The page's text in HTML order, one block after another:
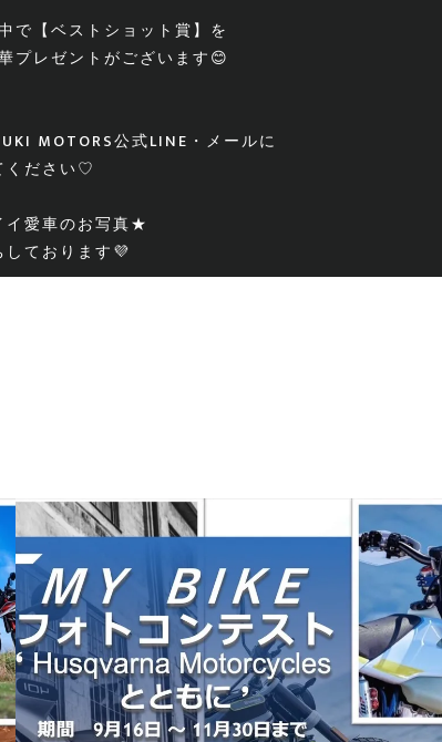
で【ベストショット賞】を
プレゼントがございます😊
MOTORS公式LINE・メールに
ください♡
イ愛車のお写真★
ております💜